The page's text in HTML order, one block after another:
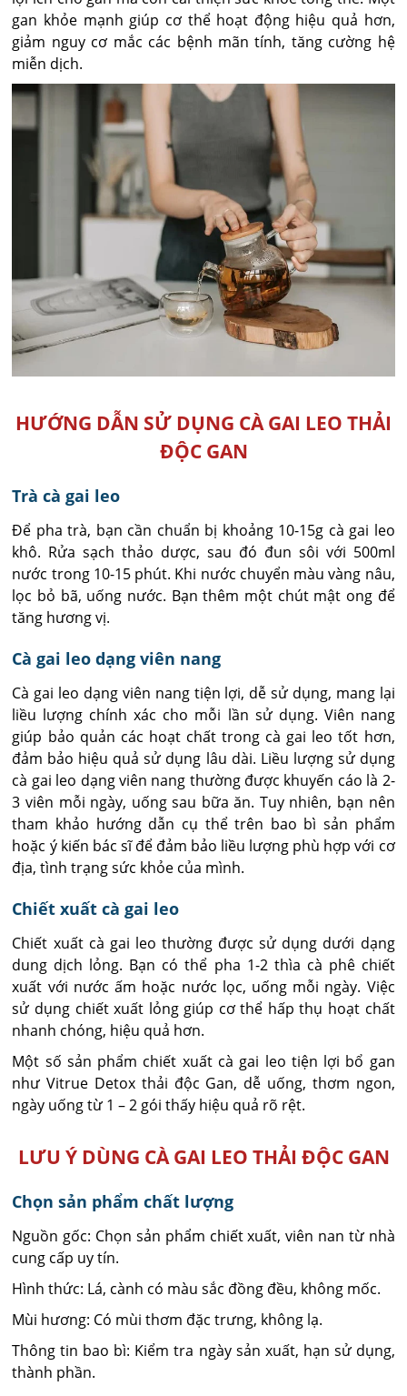
gan khỏe mạnh giúp cơ thể hoạt động hiệu quả hơn,
giảm nguy cơ mắc các bệnh mãn tính, tăng cường hệ
miễn dịch.
HƯỚNG DẪN SỬ DỤNG CÀ GAI LEO THẢI
ĐỘC GAN
Trà cà gai leo
Để pha trà, bạn cần chuẩn bị khoảng 10-15g cà gai leo
khô. Rửa sạch thảo dược, sau đó đun sôi với 500ml
nước trong 10-15 phút. Khi nước chuyển màu vàng nâu,
lọc bỏ bã, uống nước. Bạn thêm một chút mật ong để
tăng hương vị.
Cà gai leo dạng viên nang
Cà gai leo dạng viên nang tiện lợi, dễ sử dụng, mang lại
liều lượng chính xác cho mỗi lần sử dụng. Viên nang
giúp bảo quản các hoạt chất trong cà gai leo tốt hơn,
đảm bảo hiệu quả sử dụng lâu dài. Liều lượng sử dụng
cà gai leo dạng viên nang thường được khuyến cáo là 2-
3 viên mỗi ngày, uống sau bữa ăn. Tuy nhiên, bạn nên
tham khảo hướng dẫn cụ thể trên bao bì sản phẩm
hoặc ý kiến bác sĩ để đảm bảo liều lượng phù hợp với cơ
địa, tình trạng sức khỏe của mình.
Chiết xuất cà gai leo
Chiết xuất cà gai leo thường được sử dụng dưới dạng
dung dịch lỏng. Bạn có thể pha 1-2 thìa cà phê chiết
xuất với nước ấm hoặc nước lọc, uống mỗi ngày. Việc
sử dụng chiết xuất lỏng giúp cơ thể hấp thụ hoạt chất
nhanh chóng, hiệu quả hơn.
Một số sản phẩm chiết xuất cà gai leo tiện lợi bổ gan
như Vitrue Detox thải độc Gan, dễ uống, thơm ngon,
ngày uống từ 1 – 2 gói thấy hiệu quả rõ rệt.
LƯU Ý DÙNG CÀ GAI LEO THẢI ĐỘC GAN
Chọn sản phẩm chất lượng
Nguồn gốc: Chọn sản phẩm chiết xuất, viên nan từ nhà
cung cấp uy tín.
Hình thức: Lá, cành có màu sắc đồng đều, không mốc.
Mùi hương: Có mùi thơm đặc trưng, không lạ.
Thông tin bao bì: Kiểm tra ngày sản xuất, hạn sử dụng,
thành phần.